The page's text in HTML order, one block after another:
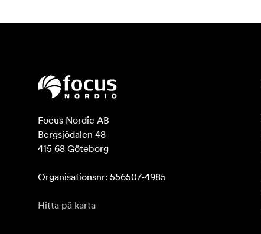
Focus Nordic AB
Bergsjödalen 48
415 68 Göteborg
Organisationsnr: 556507-4985
Hitta på karta